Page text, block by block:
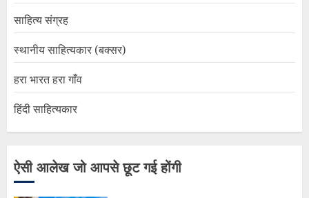
साहित्य संग्रह
स्थानीय साहित्यकार (बक्सर)
हरा भारत हरा गाँव
हिंदी साहित्यकार
ऐसी आलेख जो आपसे छूट गई होंगी